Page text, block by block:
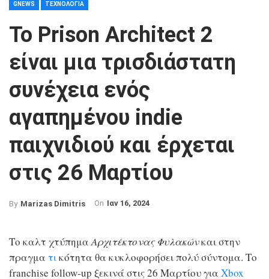
GNEWS ΤΕΧΝΟΛΟΓΊΑ
Το Prison Architect 2
είναι μια τρισδιάστατη
συνέχεια ενός
αγαπημένου indie
παιχνιδιού και έρχεται
στις 26 Μαρτίου
By Marizas Dimitris On Ιαν 16, 2024
Το καλτ χτύπημα Αρχιτέκτονας Φυλακώνκαι στην
πραγμα τικότητα θα κυκλοφορήσει πολύ σύντομα. Το
franchise follow-up ξεκινά στις 26 Μαρτίου για Xbox